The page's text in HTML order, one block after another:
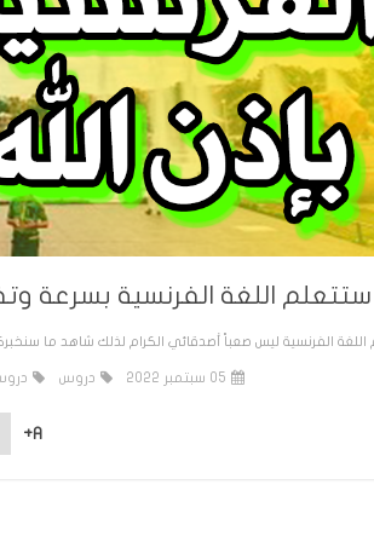
ستتعلم اللغة الفرنسية بسرعة
اللغة الفرنسية ليس صعباً أصدقائي الكرام لذلك شاهد ما
05 سبتمبر 2022 دروس
A+